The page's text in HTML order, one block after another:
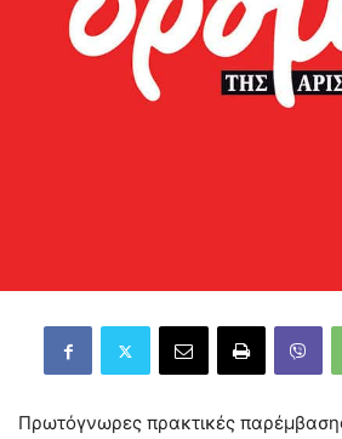
Πρωτόγνωρες πρακτικές